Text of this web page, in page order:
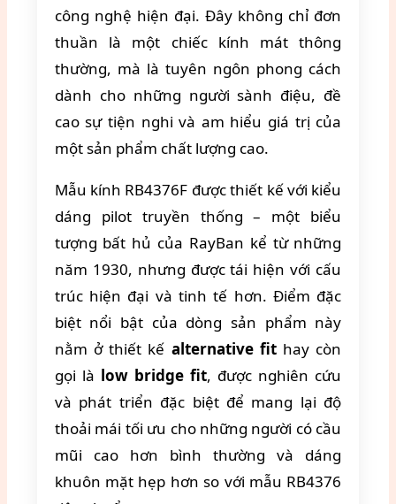
công nghệ hiện đại. Đây không chỉ đơn
thuần là một chiếc kính mát thông
thường, mà là tuyên ngôn phong cách
dành cho những người sành điệu, đề
cao sự tiện nghi và am hiểu giá trị của
một sản phẩm chất lượng cao.
Mẫu kính RB4376F được thiết kế với kiểu
dáng pilot truyền thống – một biểu
tượng bất hủ của RayBan kể từ những
năm 1930, nhưng được tái hiện với cấu
trúc hiện đại và tinh tế hơn. Điểm đặc
biệt nổi bật của dòng sản phẩm này
nằm ở thiết kế alternative fithay còn
gọi là low bridge fit, được nghiên cứu
và phát triển đặc biệt để mang lại độ
thoải mái tối ưu cho những người có cầu
mũi cao hơn bình thường và dáng
khuôn mặt hẹp hơn so với mẫu RB4376